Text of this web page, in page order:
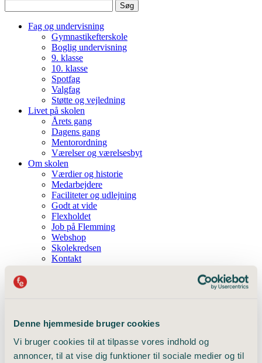
Denne hjemmeside bruger cookies
Vi bruger cookies til at tilpasse vores indhold og
annoncer, til at vise dig funktioner til sociale medier og til
efter:
Fag og undervisning
Gymnastikefterskole
Boglig undervisning
9. klasse
10. klasse
Spotfag
Valgfag
Støtte og vejledning
Livet på skolen
Årets gang
Dagens gang
Mentorordning
Værelser og værelsesbyt
Om skolen
Værdier og historie
Medarbejdere
Faciliteter og udlejning
Godt at vide
Flexholdet
Job på Flemming
Webshop
Skolekredsen
Kontakt
Arrangementer
Bliv elev
Passer Flemming Efterskole til mig?